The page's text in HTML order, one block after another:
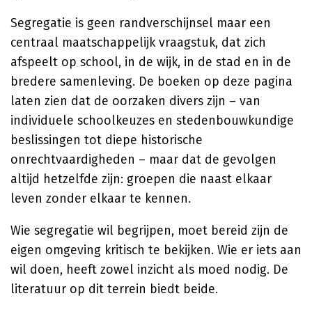
Segregatie is geen randverschijnsel maar een
centraal maatschappelijk vraagstuk, dat zich
afspeelt op school, in de wijk, in de stad en in de
bredere samenleving. De boeken op deze pagina
laten zien dat de oorzaken divers zijn – van
individuele schoolkeuzes en stedenbouwkundige
beslissingen tot diepe historische
onrechtvaardigheden – maar dat de gevolgen
altijd hetzelfde zijn: groepen die naast elkaar
leven zonder elkaar te kennen.
Wie segregatie wil begrijpen, moet bereid zijn de
eigen omgeving kritisch te bekijken. Wie er iets aan
wil doen, heeft zowel inzicht als moed nodig. De
literatuur op dit terrein biedt beide.